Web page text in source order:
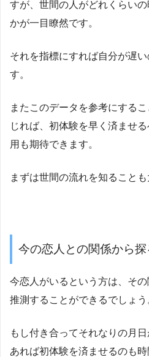
すが、世間の人がどれくらい
かが一目瞭然です。
それを指標にすれば自分が遅
す。
またこのデータを参考にする
じれば、初体験を早く済ませ
用も期待できます。
まずは世間の流れを知ることも
今の恋人との関係から探
今恋人がいるという方は、そ
推測することができるでしょう
もし付き合ってそれなりの月
あれば初体験を済ませるのも時